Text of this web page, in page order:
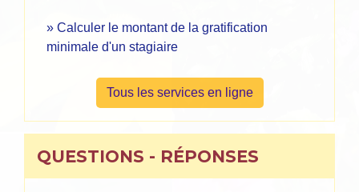
Calculer le montant de la gratification
minimale d'un stagiaire
Tous les services en ligne
QUESTIONS - RÉPONSES